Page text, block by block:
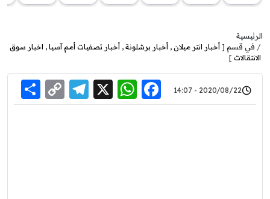
الرئيسية
في قسم [ أخبار انتر ميلان , أخبار برشلونة , أخبار تصفيات أمم آسيا , اخبار سوق
الانتقالات ]
2020/08/22 - 14:07
Facebook
WhatsApp
X
Link